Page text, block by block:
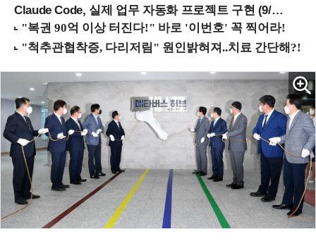
Claude Code, 실제 업무 자동화 프로젝트 구현 (9/16 ~17 강남역)